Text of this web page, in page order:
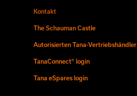
Kontakt
The Schauman Castle
Autorisierten Tana-Vertriebshändler
TanaConnect® login
Tana eSpares login